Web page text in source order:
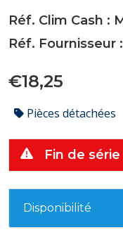
Réf. Clim Cash :
Réf. Fournisseur
€18,25
Pièces détachées
Fin de série
Disponibilité